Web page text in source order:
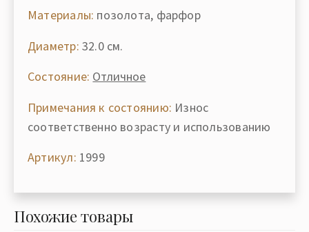
Материалы: позолота, фарфор
Диаметр: 32.0 см.
Состояние: Отличное
Примечания к состоянию: Износ
соответственно возрасту и использованию
Артикул: 1999
Похожие товары